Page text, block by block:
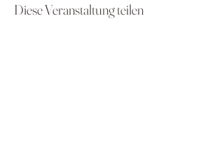
Diese Veranstaltung teilen